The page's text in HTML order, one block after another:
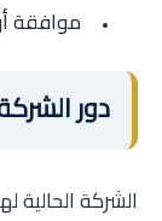
موافقة
دور
الشركة الحالية